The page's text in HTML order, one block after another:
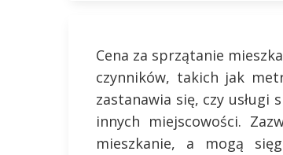
Cena za sprzątanie
czynników, takich jak
zastanawia się, czy
innych miejscowości.
mieszkanie, a mogą